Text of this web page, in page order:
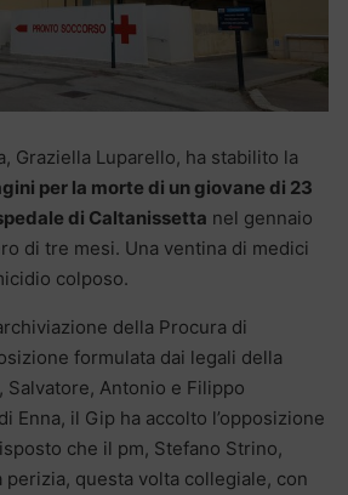
Graziella Luparello, ha stabilito la
per la morte di un giovane di 23
di Caltanissetta nel gennaio
di tre mesi. Una ventina di medici
colposo.
della Procura di
formulata dai legali della
Salvatore, Antonio e Filippo
Enna, il Gip ha accolto l’opposizione
che il pm, Stefano Strino,
perizia, questa volta collegiale, con